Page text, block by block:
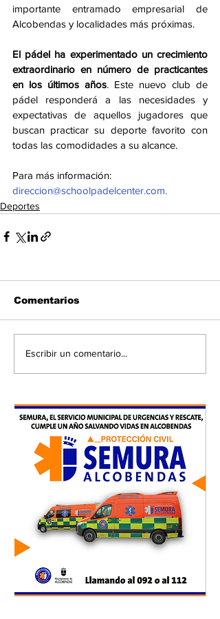
importante entramado empresarial de
Alcobendas y localidades más próximas.
El pádel ha experimentado un crecimiento
extraordinario en número de practicantes
en los últimos años. Este nuevo club de
pádel responderá a las necesidades y
expectativas de aquellos jugadores que
buscan practicar su deporte favorito con
todas las comodidades a su alcance.
Para más información:
direccion@schoolpadelcenter.com.
Deportes
Comentarios
Escribir un comentario...